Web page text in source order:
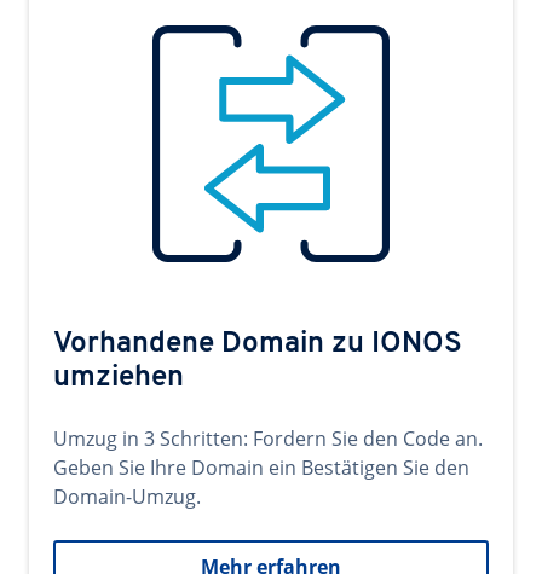
Vorhandene Domain zu IONOS
umziehen
Umzug in 3 Schritten: Fordern Sie den Code an.
Geben Sie Ihre Domain ein Bestätigen Sie den
Domain-Umzug.
Mehr erfahren